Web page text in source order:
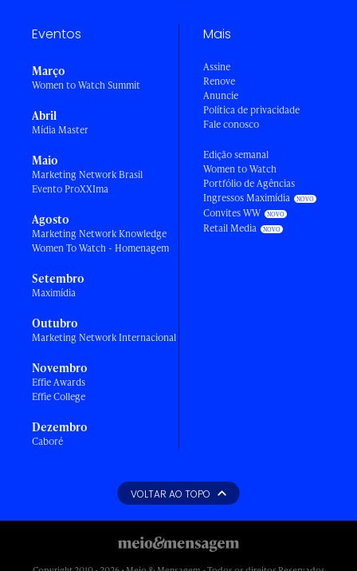
Eventos
Março
Women to Watch Summit
Abril
Mídia Master
Maio
Marketing Network Brasil
Evento ProXXIma
Agosto
Marketing Network Knowledge
Women To Watch - Homenagem
Setembro
Maximídia
Outubro
Marketing Network Internacional
Novembro
Effie Awards
Effie College
Dezembro
Caboré
Mais
Assine
Renove
Anuncie
Política de privacidade
Fale conosco
Edição semanal
Women to Watch
Portfólio de Agências
Ingressos Maximídia
Convites WW
Retail Media
VOLTAR AO TOPO